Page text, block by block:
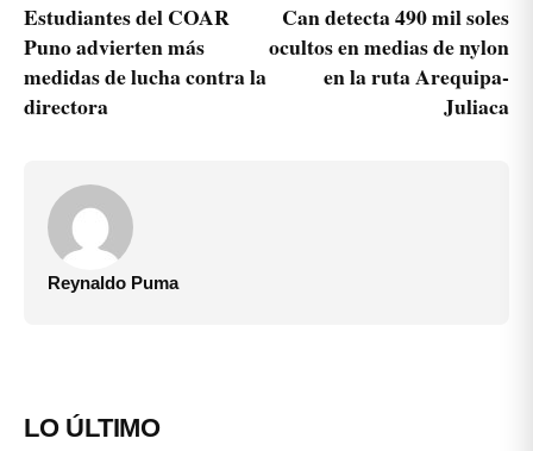
Estudiantes del COAR
Puno advierten más
medidas de lucha contra la
directora
Can detecta 490 mil soles
ocultos en medias de nylon
en la ruta Arequipa-
Juliaca
Reynaldo Puma
LO ÚLTIMO